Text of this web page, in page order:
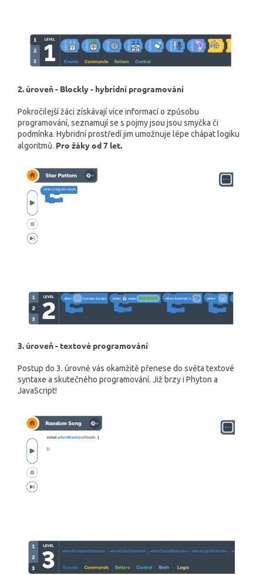
2. úroveň - Blockly - hybridní programování
Pokročilejší žáci získávají více informací o způsobu
programování, seznamují se s pojmy jsou jsou smyčka či
podmínka. Hybridní prostředí jim umožnuje lépe chápat logiku
algoritmů. Pro žáky od 7 let.
3. úroveň - textové programování
Postup do 3. úrovně vás okamžitě přenese do světa textové
syntaxe a skutečného programování. Již brzy i Phyton a
JavaScript!